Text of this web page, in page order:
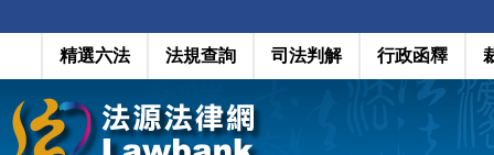
精選六法 法規查詢 司法判解 行政函釋